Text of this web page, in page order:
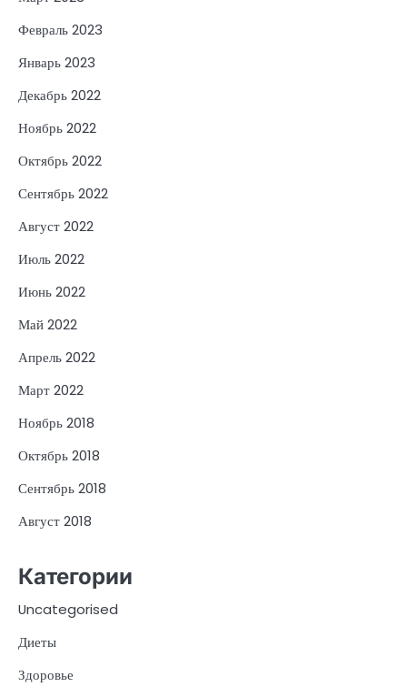
Февраль 2023
Январь 2023
Декабрь 2022
Ноябрь 2022
Октябрь 2022
Сентябрь 2022
Август 2022
Июль 2022
Июнь 2022
Май 2022
Апрель 2022
Март 2022
Ноябрь 2018
Октябрь 2018
Сентябрь 2018
Август 2018
Категории
Uncategorised
Диеты
Здоровье